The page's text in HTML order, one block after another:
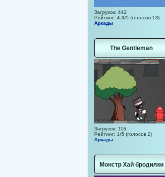
Загрузок: 442
Рейтинг: 4.3/5 (голосов 13)
Аркады
The Gentleman
Загрузок: 116
Рейтинг: 1/5 (голосов 2)
Аркады
Монстр Хай бродилки